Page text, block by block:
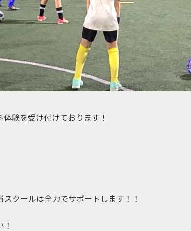
験を受け付けております！
クールは全力でサポートします！！